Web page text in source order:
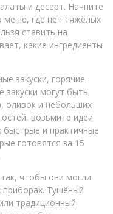
и десерт. Начните
меню, где нет тяжёлых
ставить на
какие ингредиенты
закуски, горячие
закуски могут быть
оливок и небольших
возьмите идеи
быстрые и практичные
готовятся за 15
чтобы они могли
приборах. Тушёный
традиционный